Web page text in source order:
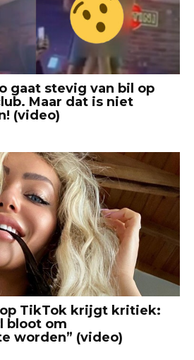
gaat stevig van bil op
Maar dat is niet
(video)
op TikTok krijgt kritiek:
bloot om
worden” (video)